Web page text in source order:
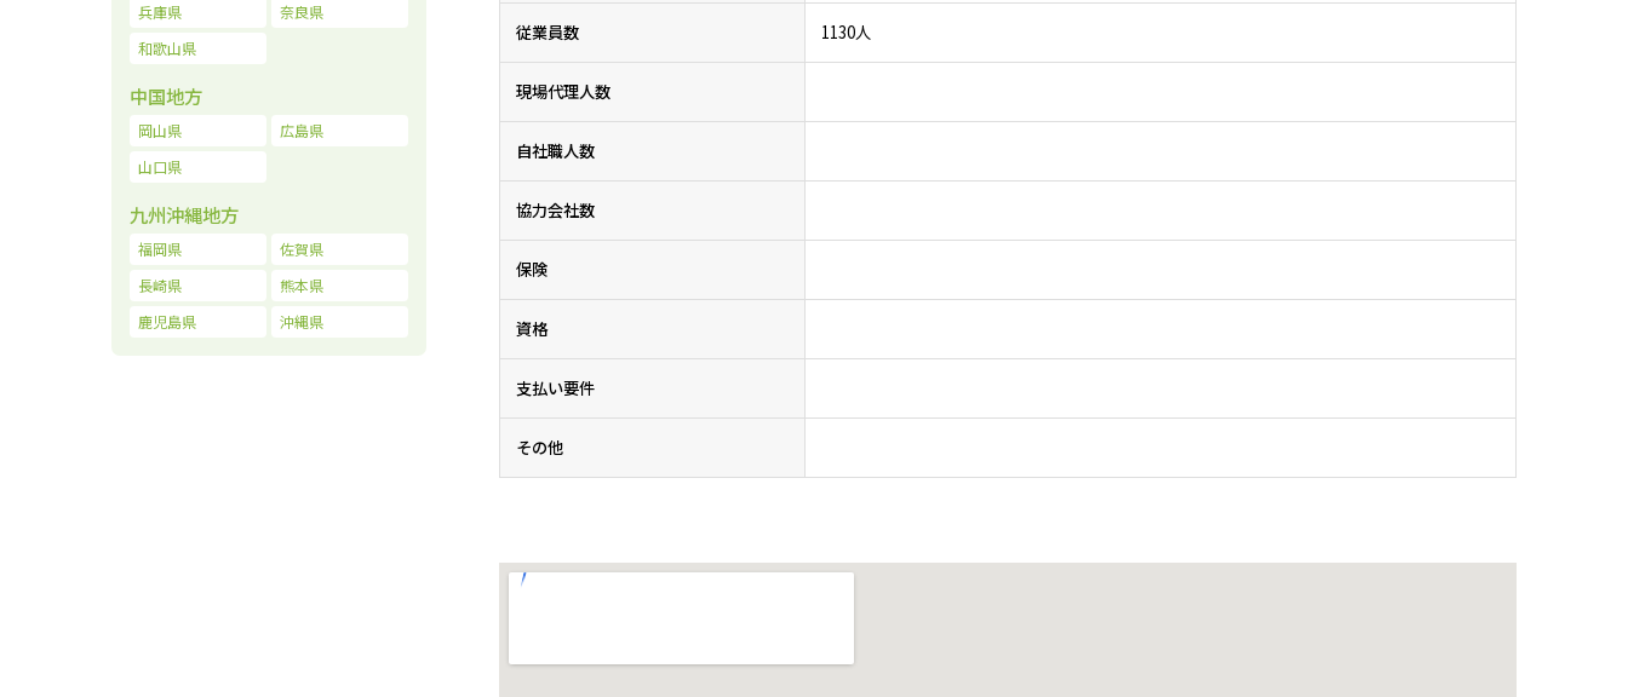
従業員数 1130人
現場代理人数
自社職人数
協力会社数
保険
資格
支払い要件
その他
兵庫県
奈良県
和歌山県
中国地方
岡山県
広島県
山口県
九州沖縄地方
福岡県
佐賀県
長崎県
熊本県
鹿児島県
沖縄県